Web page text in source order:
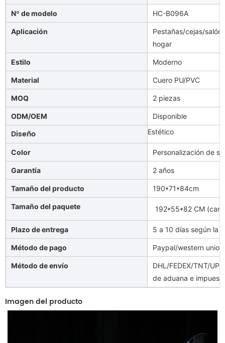
Nº de modelo HC-B096A
Aplicación
Pestañas/cejas/
hogar
Estilo Moderno
Material Cuero PU/PVC
MOQ 2 piezas
ODM/OEM Disponible
Diseño Estético
Color Personalización de
Garantía 2 años
Tamaño del producto 190*71*84cm
Tamaño del paquete 192*55*82 CM
Plazo de entrega 5 a 10 días según la
Método de pago Paypal/western
Método de envío
DHL/FEDEX/TNT/
de aduana e
Imagen del producto